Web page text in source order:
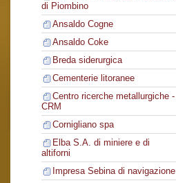
di Piombino
Ansaldo Cogne
Ansaldo Coke
Breda siderurgica
Cementerie litoranee
Centro ricerche metallurgiche -
CRM
Cornigliano spa
Elba S.A. di miniere e di
altiforni
Impresa Sebina di navigazione